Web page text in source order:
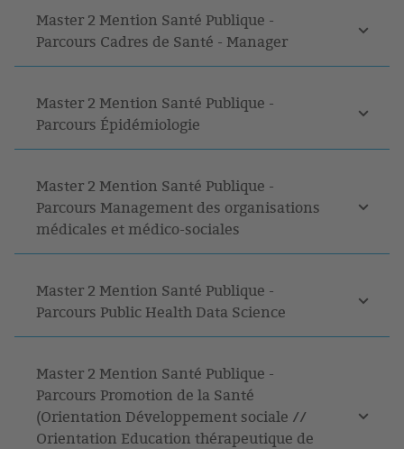
Master 2 Mention Santé Publique -
Parcours Cadres de Santé - Manager
Master 2 Mention Santé Publique -
Parcours Épidémiologie
Master 2 Mention Santé Publique -
Parcours Management des organisations
médicales et médico-sociales
Master 2 Mention Santé Publique -
Parcours Public Health Data Science
Master 2 Mention Santé Publique -
Parcours Promotion de la Santé
(Orientation Développement sociale //
Orientation Education thérapeutique de